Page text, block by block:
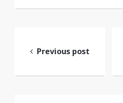
navigation
Previous post